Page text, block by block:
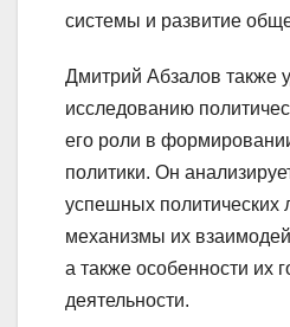
системы и развитие
Дмитрий Абзалов также
исследованию
его роли в
политики. Он
успешных политических
механизмы их
а также особенности их
деятельности.